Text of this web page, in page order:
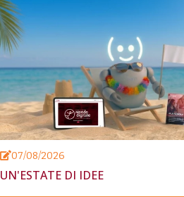
07/08/2026
UN'ESTATE DI IDEE